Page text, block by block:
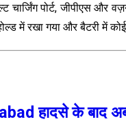
चार्जिंग पोर्ट, जीपीएस
में रखा गया और बैटरी में
हादसे के बाद